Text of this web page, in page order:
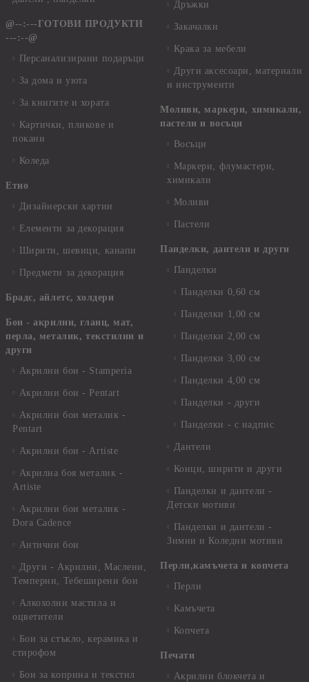
@--:---ГОТОВИ ПРОДУКТИ
---:--@
Персанализирани подаръци
За дома и уюта
За книгите и хората
Картички, пликове и
покани
Коледа
Етно
Дизайнерски хартии
Елементи за декорация
Ширити, шевици, канапи
Предмети за декорация
Брадс, айлетс, холдери
Бои - акрилни, гланц, мат,
перла, металик, текстилни и
други
Акрилни бои - Stamperia
Акрилни бои - Pentart
Акрилни бои металик -
Pentart
Акрилни бои - Artiste
Акрилна боя металик -
Artiste
Акрилни бои металик -
Dora Cadence
Антични бои
Други - Акрилни, Маслени,
Темперни, Тебеширени бои
Алкохолни мастила и
оцветители
Бои за стъкло, керамика и
стирофом
Бои за коприна и текстил
Дръжки
Закачалки
Крака за мебели
Други аксесоари, материали
и инструменти
Моливи, маркери, химикали,
пастели и восъци
Восъци
Маркери, флумастери,
химикали
Моливи
Пастели
Панделки, дантели и други
Панделки
Панделки 0,60 см
Панделки 1,00 см
Панделки 2,00 см
Панделки 3,00 см
Панделки 4,00 см
Панделки - други
Панделки - с надпис
Дантели
Конци, ширити и други
Панделки и дантели -
Детски мотиви
Панделки и дантели -
Зимни и Коледни мотиви
Перли,камъчета и копчета
Перли
Камъчета
Копчета
Печати
Акрилни блокчета и